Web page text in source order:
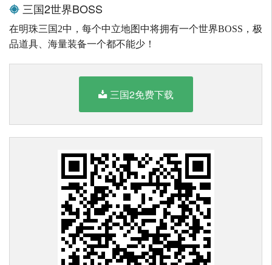
三国2世界BOSS
在明珠三国2中，每个中立地图中将拥有一个世界BOSS，极
品道具、海量装备一个都不能少！
三国2免费下载